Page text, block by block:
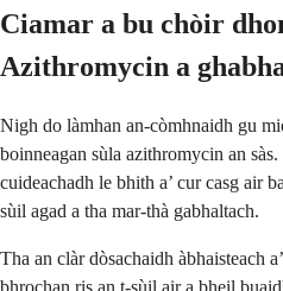
Ciamar a bu chòir
Azithromycin a
Nigh do làmhan an-còmhnaidh gu
boinneagan sùla azithromycin an
cuideachadh le bhith a’ cur casg air
sùil agad a tha mar-thà gabhaltach.
Tha an clàr dòsachaidh àbhaisteach